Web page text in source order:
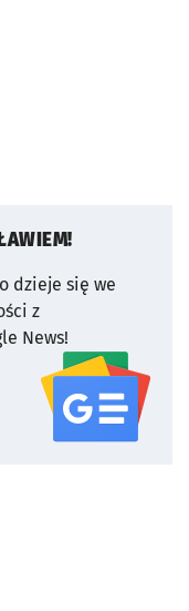
dzieje się we
z
News!
serwisu